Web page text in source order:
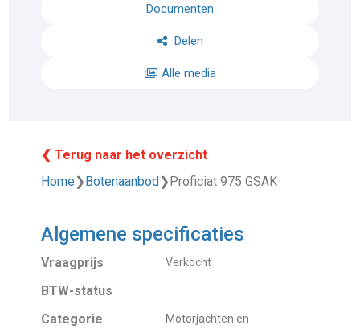
Documenten
Delen
Alle media
❮ Terug naar het overzicht
Home❯Botenaanbod❯Proficiat 975 GSAK
Algemene specificaties
Vraagprijs Verkocht
BTW-status
Categorie
Motorjachten en